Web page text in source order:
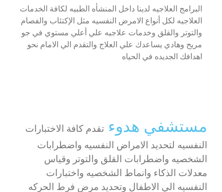
البرامج العلاجيه لدينا داخل المنشأه الطبيه لكافة الخدمات
العلاجيه لكل أنواع الامرض النفسيه مثل الإكتئاب والفصام
والتوتر والقلق وخدمات علاجيه علي أعلي مستوي في جو
مريح وهادي يساعدك علي العلاج والتقدم الي الامام نحو
اهدافك الجديده في الحياه
مستشفي هدوء تقدم كافة الاختبارات
النفسيه لتحديد الامراض النفسيه واضطرابات
الشخصيه واضطرابات القلق والتوتر وقياس
معدلات الذكاء وانماط الشخصيه واختبارات
النفسيه الي الاطفال وتحديد مرض فرط الحركه